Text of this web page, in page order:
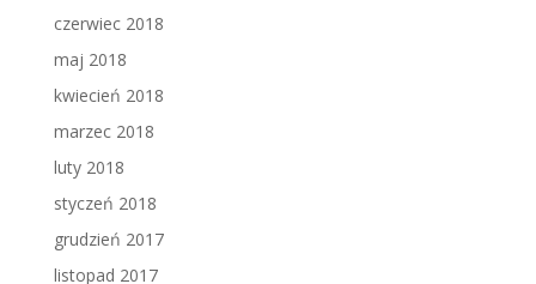
czerwiec 2018
maj 2018
kwiecień 2018
marzec 2018
luty 2018
styczeń 2018
grudzień 2017
listopad 2017